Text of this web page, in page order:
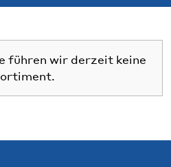
führen wir derzeit keine